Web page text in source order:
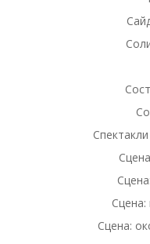
Сцена:
Сцена: